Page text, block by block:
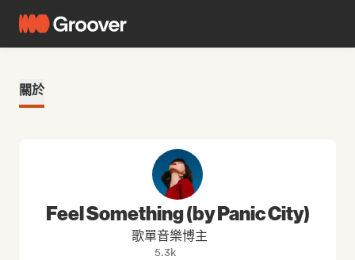
關於
Feel Something (by Panic City)
歌單音樂博主
5.3k